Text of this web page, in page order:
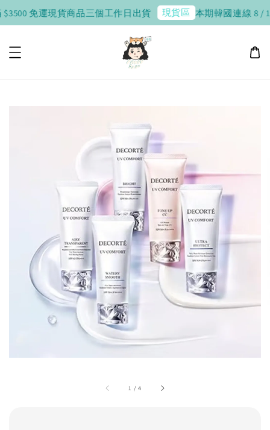
免運現貨商品三個工作日出貨 現貨區 本期韓國連線 8 /
1 /4